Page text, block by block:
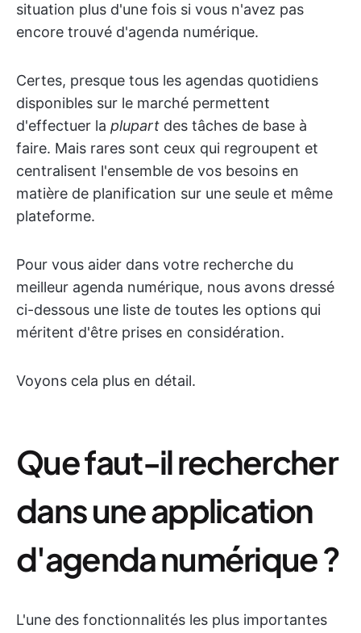
situation plus d'une fois si vous n'avez pas
encore trouvé d'agenda numérique.
Certes, presque tous les agendas quotidiens
disponibles sur le marché permettent
d'effectuer la plupart des tâches de base à
faire. Mais rares sont ceux qui regroupent et
centralisent l'ensemble de vos besoins en
matière de planification sur une seule et même
plateforme.
Pour vous aider dans votre recherche du
meilleur agenda numérique, nous avons dressé
ci-dessous une liste de toutes les options qui
méritent d'être prises en considération.
Voyons cela plus en détail.
Que faut-il rechercher
dans une application
d'agenda numérique ?
L'une des fonctionnalités les plus importantes